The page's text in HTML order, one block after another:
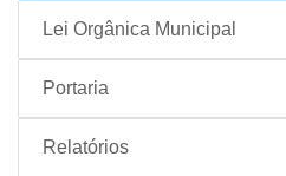
Lei Orgânica Municipal
Portaria
Relatórios